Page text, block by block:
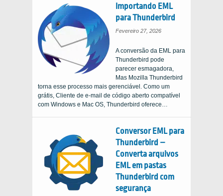
Importando EML
para Thunderbird
Fevereiro 27, 2026
A conversão da EML para
Thunderbird pode
parecer esmagadora,
Mas Mozilla Thunderbird
torna esse processo mais gerenciável. Como um
grátis, Cliente de e-mail de código aberto compatível
com Windows e Mac OS, Thunderbird oferece…
Conversor EML para
Thunderbird –
Converta arquivos
EML em pastas
Thunderbird com
segurança